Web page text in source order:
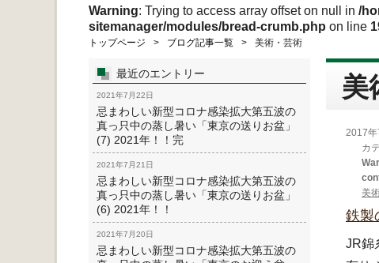
Warning: Trying to access array offset on null in /
sitemanager/modules/bread-crumb.php on line
トップページ ブログ記事一覧 美術・芸術
美
2017年
カ
美
鉄製
JR錦
最近のエントリー
2021年7月22日
忌まわしい新型コロナ感染拡大第五波の
真っ只中の蒸し暑い「東京の送りお盆」
(7) 2021年！！完
2021年7月21日
忌まわしい新型コロナ感染拡大第五波の
真っ只中の蒸し暑い「東京の送りお盆」
(6) 2021年！！
2021年7月20日
忌まわしい新型コロナ感染拡大第五波の